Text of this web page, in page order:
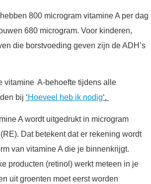
800 microgram vitamine A per dag
680 microgram. Voor kinderen,
die borstvoeding geven zijn de ADH’s
vitamine A-behoefte tijdens alle
bij ‘Hoeveel heb ik nodig‘.
A wordt uitgedrukt in microgram
Dat betekent dat er rekening wordt
van vitamine A die je binnenkrijgt.
producten (retinol) werkt meteen in je
uit groenten moet eerst worden